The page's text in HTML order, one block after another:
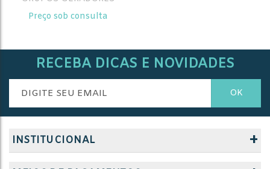
Preço sob consulta
RECEBA DICAS E NOVIDADES
INSTITUCIONAL +